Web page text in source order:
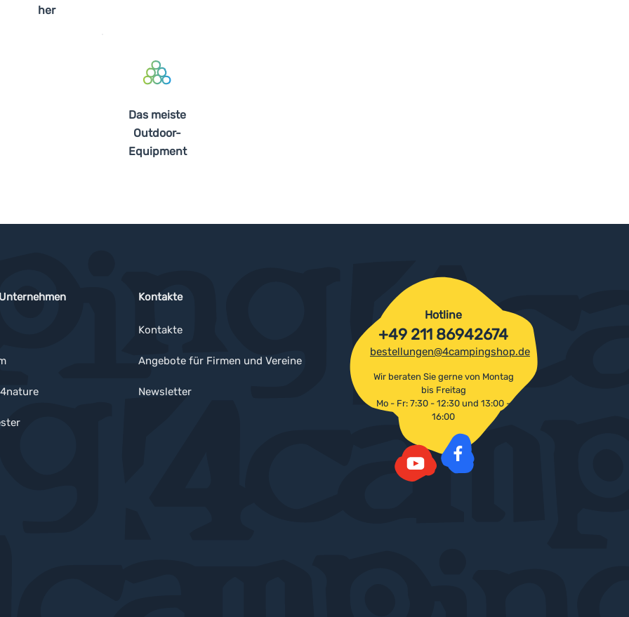
her
Das meiste
Outdoor-
Equipment
Kontakte
Kontakte
Angebote für Firmen und Vereine
Newsletter
Hotline
+49 211 86942674
bestellungen@4campingshop.de
Wir beraten Sie gerne von Montag
bis Freitag
Mo - Fr: 7:30 - 12:30 und 13:00 -
16:00